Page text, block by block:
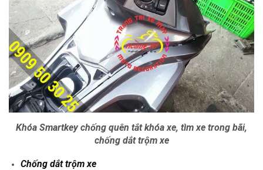
Khóa Smartkey chống quên tắt khóa xe, tìm xe trong bãi,
chống dắt trộm xe
Chống dắt trộm xe